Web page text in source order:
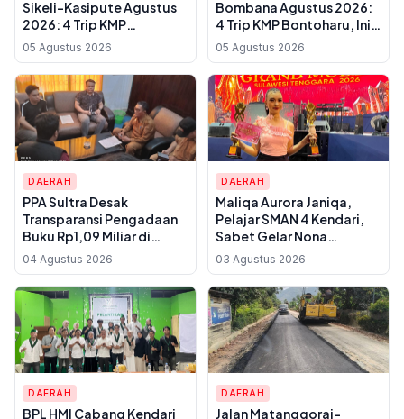
Sikeli-Kasipute Agustus
2026: 4 Trip KMP
Bontoharu dan Rincian
Harga Tiket Dewasa
hingga Kendaraan
Golongan IX
05 Agustus 2026
Bombana Agustus 2026:
4 Trip KMP Bontoharu, Ini
Rincian Harga Tiket
Dewasa hingga Golongan
IX
05 Agustus 2026
DAERAH
PPA Sultra Desak
Transparansi Pengadaan
Buku Rp1,09 Miliar di
Konawe, Plt Kadis Dikbud
Buka Suara soal Dua
Paket Anggaran
04 Agustus 2026
DAERAH
Maliqa Aurora Janiqa,
Pelajar SMAN 4 Kendari,
Sabet Gelar Nona
Indonesia Sultra 2026 dan
Siap Berlaga di
Yogyakarta
03 Agustus 2026
DAERAH
BPL HMI Cabang Kendari
DAERAH
Jalan Matanggorai–